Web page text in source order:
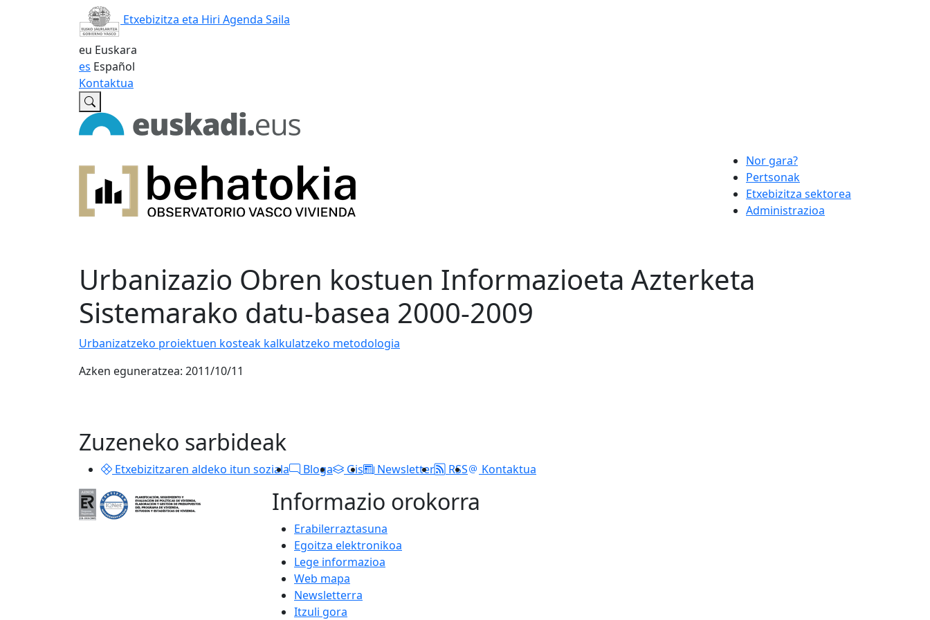
Etxebizitza eta Hiri Agenda Saila
eu Euskara
es Español
Kontaktua
Nor gara?
Pertsonak
Etxebizitza sektorea
Administrazioa
Urbanizazio Obren kostuen Informazioeta Azterketa
Sistemarako datu-basea 2000-2009
Urbanizatzeko proiektuen kosteak kalkulatzeko metodologia
Azken eguneratzea: 2011/10/11
Zuzeneko sarbideak
Etxebizitzaren aldeko itun soziala Bloga Gis Newsletter RSS Kontaktua
Informazio orokorra
Erabilerraztasuna
Egoitza elektronikoa
Lege informazioa
Web mapa
Newsletterra
Itzuli gora